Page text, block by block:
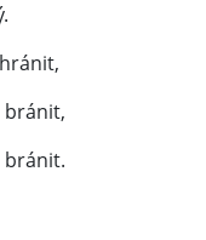
bránit,
bránit.